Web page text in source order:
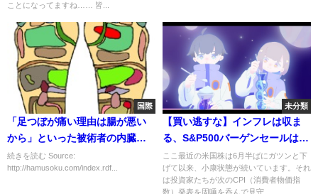
ことになってますね…… 皆...
国際
「足つぼが痛い理由は腸が悪い
から」といった被術者の内臓に
原因を見出す謳い文句は全て嘘
であり、足つぼが痛い理由は施
続きを読む Source:
http://hamusoku.com/index.rdf...
未分類
【買い逃すな】インフレは収ま
る、S&P500バーゲンセールは最
終局面？【クライマックスへ】
ここ最近の米国株は6月半ばにガツンと下
げて以来、小康状態が続いています。それ
は投資家たちが次のCPI（消費者物価指
数）発表を固唾を呑んで見守...